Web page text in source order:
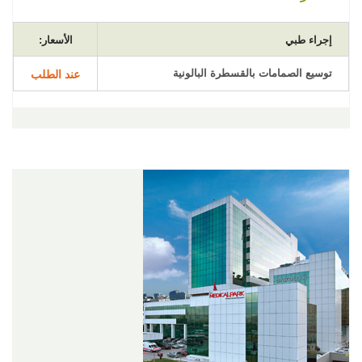
إجراء طبي الأسعار:
توسيع الصمامات بالقسطرة البالونية عند الطلب